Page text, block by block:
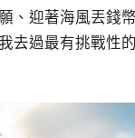
、迎著海風丟錢
去過最有挑戰性